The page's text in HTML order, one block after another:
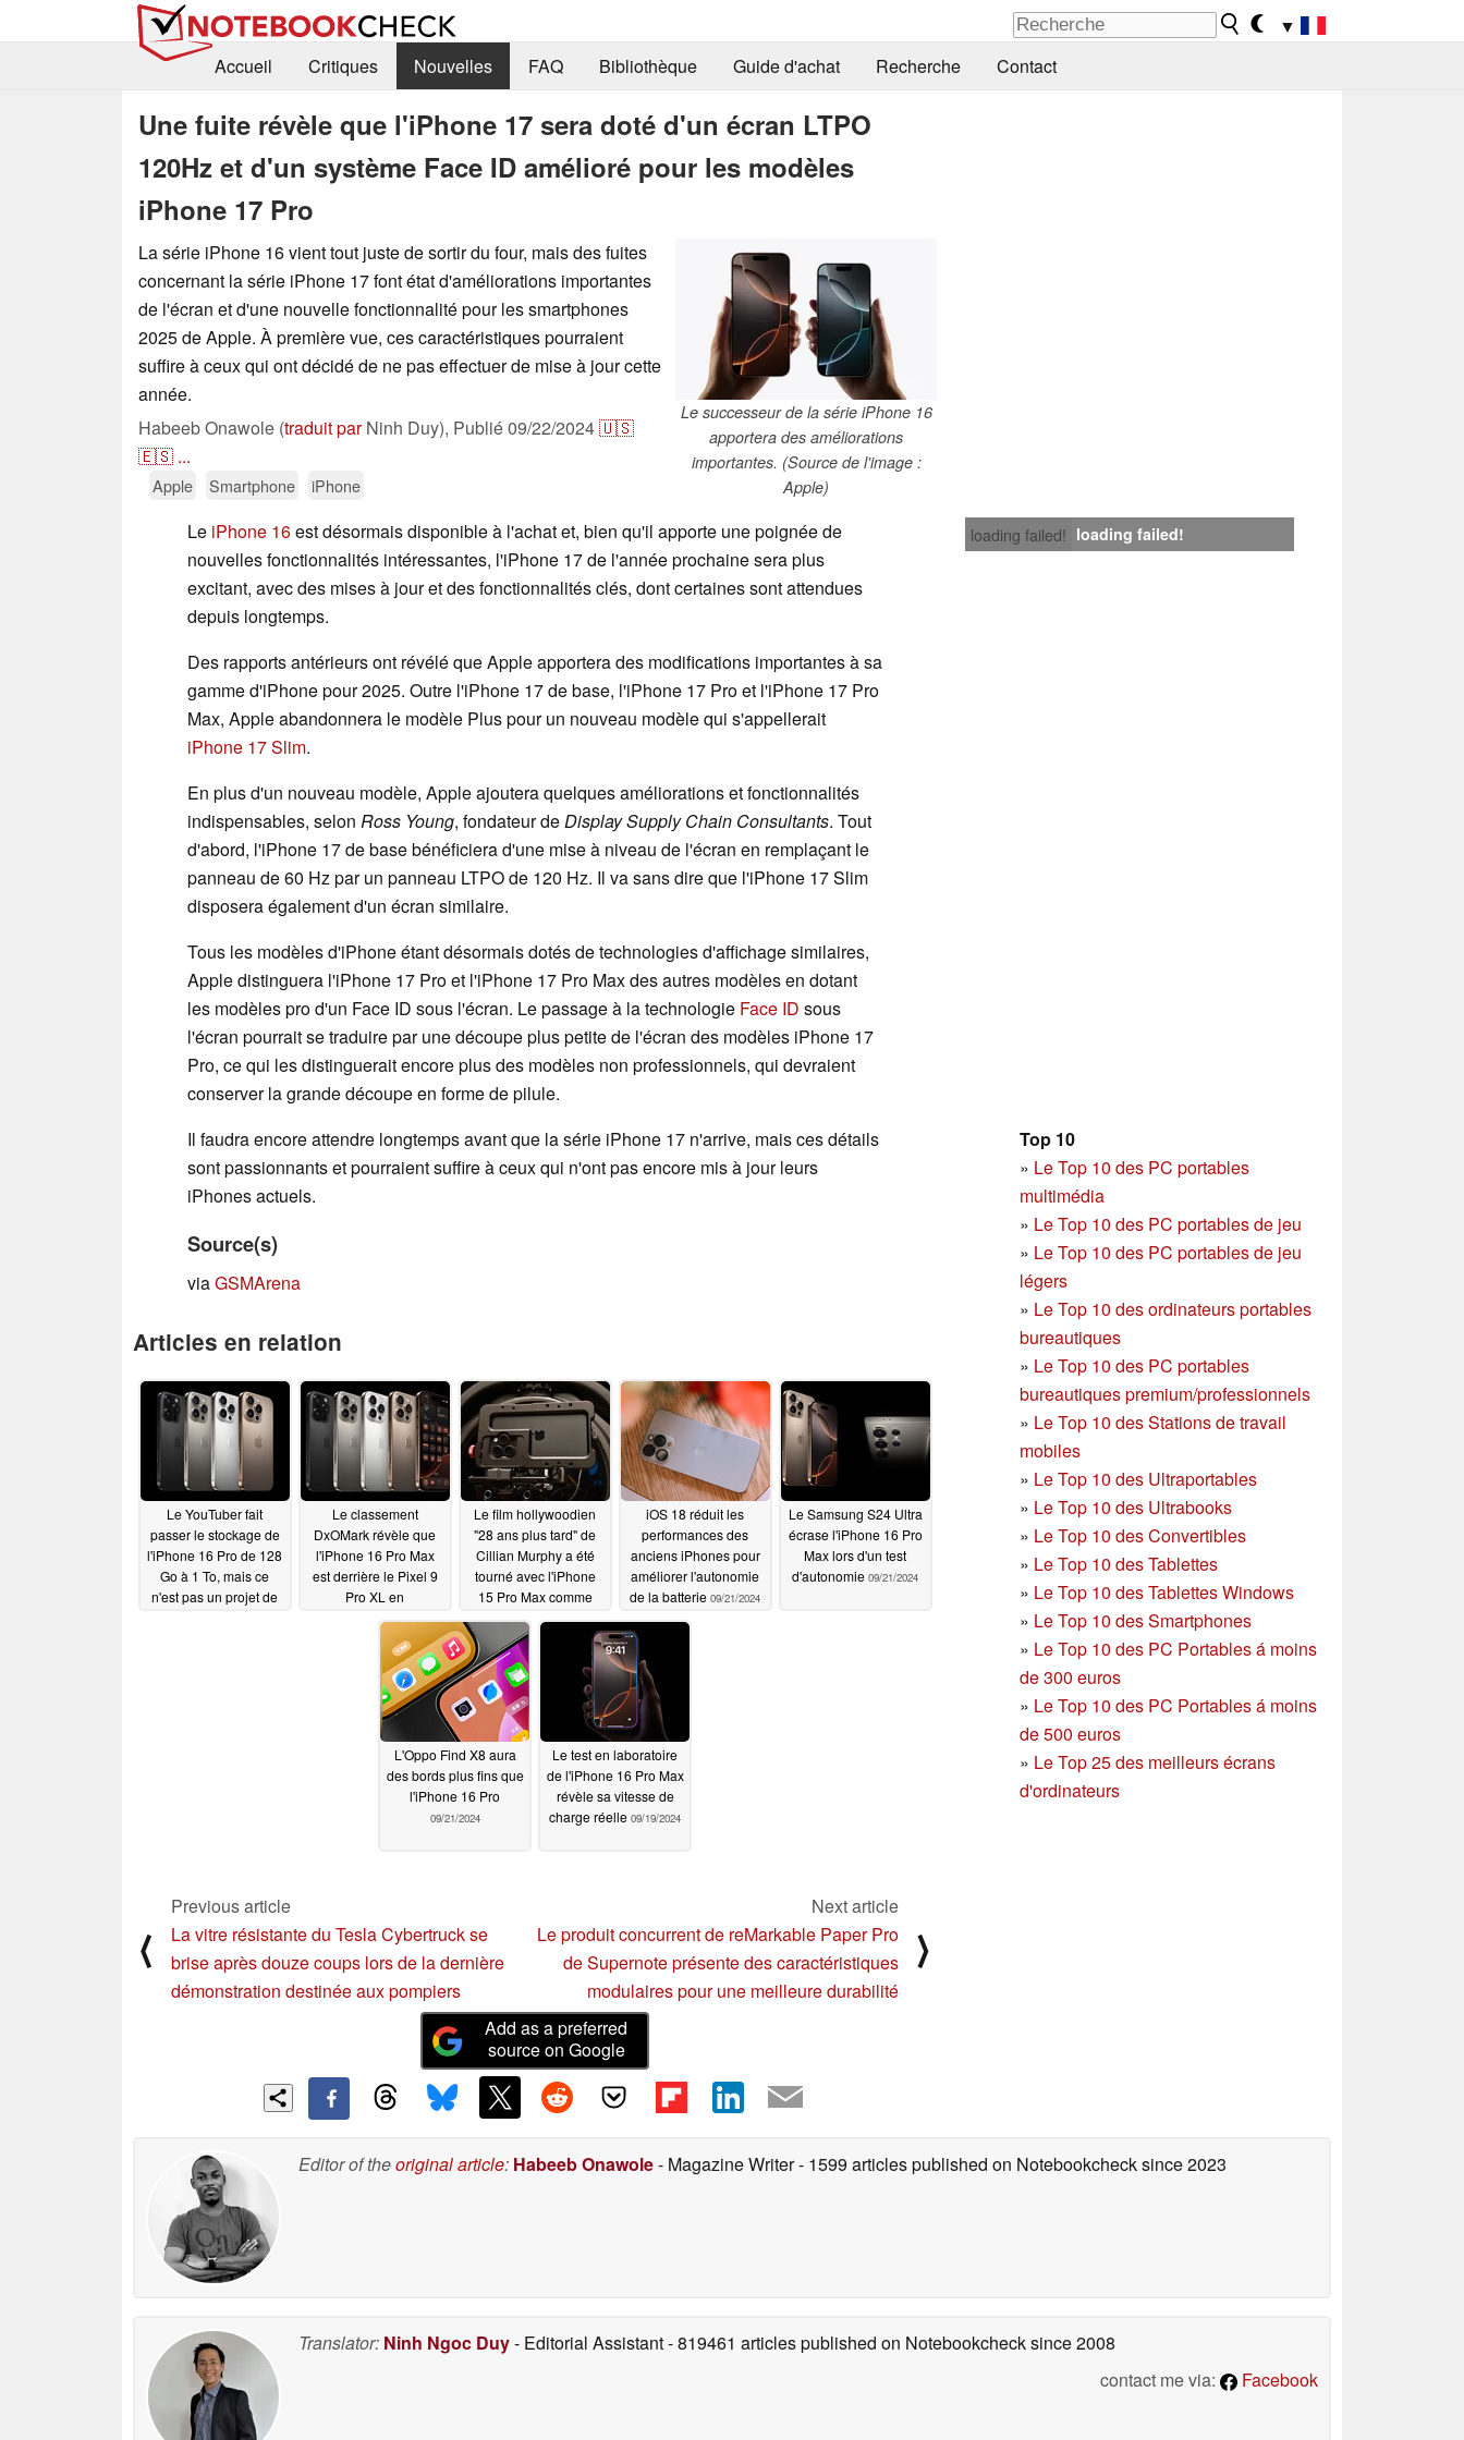
▼
Accueil
Critiques Nouvelles FAQ Bibliothèque Guide d'achat Recherche Contact
Une fuite révèle que l'iPhone 17 sera doté d'un écran LTPO
120Hz et d'un système Face ID amélioré pour les modèles
iPhone 17 Pro
Le successeur de la série iPhone 16
apportera des améliorations
importantes. (Source de l'image :
Apple)
La série iPhone 16 vient tout juste de sortir du four, mais des fuites
concernant la série iPhone 17 font état d'améliorations importantes
de l'écran et d'une nouvelle fonctionnalité pour les smartphones
2025 de Apple. À première vue, ces caractéristiques pourraient
suffire à ceux qui ont décidé de ne pas effectuer de mise à jour cette
année.
Habeeb Onawole (traduit parNinh Duy), Publié09/22/2024🇺🇸
🇪🇸 ...
Apple Smartphone iPhone
loading failed! loading failed!
Le iPhone 16est désormais disponible à l'achat et, bien qu'il apporte une poignée de
nouvelles fonctionnalités intéressantes, l'iPhone 17 de l'année prochaine sera plus
excitant, avec des mises à jour et des fonctionnalités clés, dont certaines sont attendues
depuis longtemps.
Des rapports antérieurs ont révélé que Apple apportera des modifications importantes à sa
gamme d'iPhone pour 2025. Outre l'iPhone 17 de base, l'iPhone 17 Pro et l'iPhone 17 Pro
Max, Apple abandonnera le modèle Plus pour un nouveau modèle qui s'appellerait
iPhone 17 Slim.
En plus d'un nouveau modèle, Apple ajoutera quelques améliorations et fonctionnalités
indispensables, selon Ross Young, fondateur deDisplay Supply Chain Consultants. Tout
d'abord, l'iPhone 17 de base bénéficiera d'une mise à niveau de l'écran en remplaçant le
panneau de 60 Hz par un panneau LTPO de 120 Hz. Il va sans dire que l'iPhone 17 Slim
disposera également d'un écran similaire.
Tous les modèles d'iPhone étant désormais dotés de technologies d'affichage similaires,
Apple distinguera l'iPhone 17 Pro et l'iPhone 17 Pro Max des autres modèles en dotant
les modèles pro d'un Face ID sous l'écran. Le passage à la technologie Face ID sous
l'écran pourrait se traduire par une découpe plus petite de l'écran des modèles iPhone 17
Pro, ce qui les distinguerait encore plus des modèles non professionnels, qui devraient
conserver la grande découpe en forme de pilule.
Top 10
» Le Top 10 des PC portables
multimédia
» Le Top 10 des PC portables de jeu
» Le Top 10 des PC portables de jeu
légers
» Le Top 10 des ordinateurs portables
bureautiques
» Le Top 10 des PC portables
bureautiques premium/professionnels
» Le Top 10 des Stations de travail
mobiles
» Le Top 10 des Ultraportables
» Le Top 10 des Ultrabooks
» Le Top 10 des Convertibles
» Le Top 10 des Tablettes
» Le Top 10 des Tablettes Windows
» Le Top 10 des Smartphones
» Le Top 10 des PC Portables á moins
de 300 euros
» Le Top 10 des PC Portables á moins
de 500 euros
» Le Top 25 des meilleurs écrans
d'ordinateurs
Il faudra encore attendre longtemps avant que la série iPhone 17 n'arrive, mais ces détails
sont passionnants et pourraient suffire à ceux qui n'ont pas encore mis à jour leurs
iPhones actuels.
Source(s)
viaGSMArena
Articles en relation
Le YouTuber fait
passer le stockage de
l'iPhone 16 Pro de 128
Go à 1 To, mais ce
n'est pas un projet de
Le classement
DxOMark révèle que
l'iPhone 16 Pro Max
est derrière le Pixel 9
Pro XL en
qu'il est en tête en
09/22/2024
Le film hollywoodien
"28 ans plus tard" de
Cillian Murphy a été
tourné avec l'iPhone
15 Pro Max comme
09/22/2024
iOS 18 réduit les
performances des
anciens iPhones pour
améliorer l'autonomie
de la batterie 09/21/2024
Le Samsung S24 Ultra
écrase l'iPhone 16 Pro
Max lors d'un test
d'autonomie 09/21/2024
L'Oppo Find X8 aura
des bords plus fins que
l'iPhone 16 Pro
09/21/2024
Le test en laboratoire
de l'iPhone 16 Pro Max
révèle sa vitesse de
charge réelle 09/19/2024
⟨
Previous article
La vitre résistante du Tesla Cybertruck se
brise après douze coups lors de la dernière
démonstration destinée aux pompiers
Next article
Le produit concurrent de reMarkable Paper Pro
de Supernote présente des caractéristiques
modulaires pour une meilleure durabilité
⟩
Add as a preferred
source on Google
Editor of theoriginal article: Habeeb Onawole- Magazine Writer- 1599 articles published on Notebookchecksince 2023
Translator: Ninh Ngoc Duy- Editorial Assistant- 819461 articles published on Notebookchecksince 2008
contact me via:
Facebook